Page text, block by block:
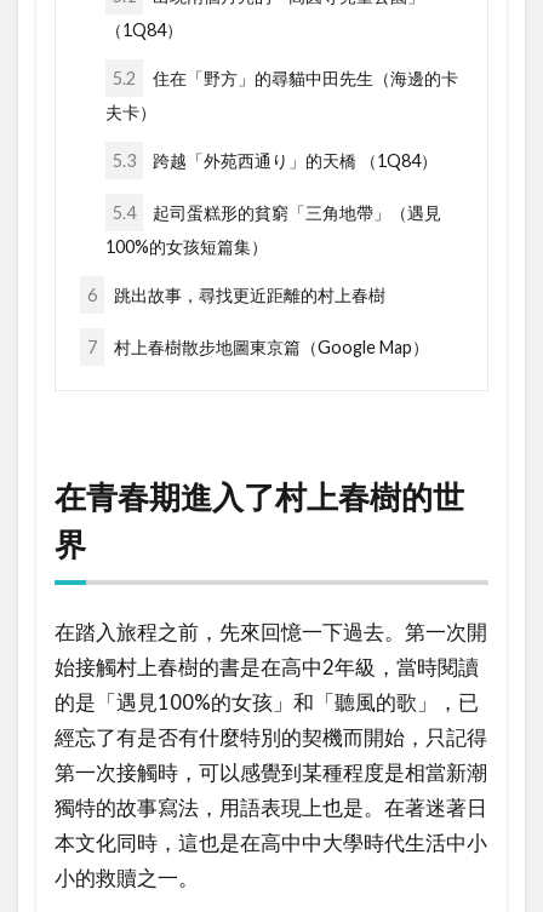
（1Q84）
5.2
住在「野方」的尋貓中田先生（海邊的卡
夫卡）
5.3 跨越「外苑西通り」的天橋 （1Q84）
5.4
起司蛋糕形的貧窮「三角地帶」（遇見
100%的女孩短篇集）
6 跳出故事，尋找更近距離的村上春樹
7 村上春樹散步地圖東京篇（Google Map）
在青春期進入了村上春樹的世
界
在踏入旅程之前，先來回憶一下過去。第一次開
始接觸村上春樹的書是在高中2年級，當時閱讀
的是「遇見100%的女孩」和「聽風的歌」，已
經忘了有是否有什麼特別的契機而開始，只記得
第一次接觸時，可以感覺到某種程度是相當新潮
獨特的故事寫法，用語表現上也是。在著迷著日
本文化同時，這也是在高中中大學時代生活中小
小的救贖之一。